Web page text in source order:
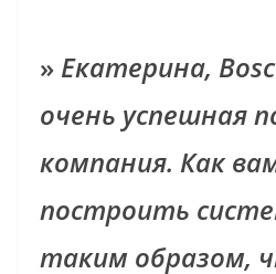
» Екатерина,
очень успешная
компания. Как
построить
таким образом,